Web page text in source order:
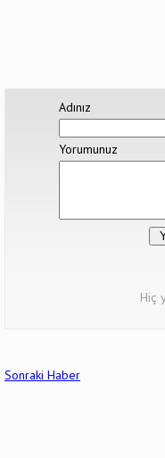
Adınız
Yorumunuz
Hiç
Sonraki Haber